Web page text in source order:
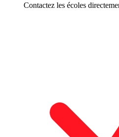
Contactez les écoles